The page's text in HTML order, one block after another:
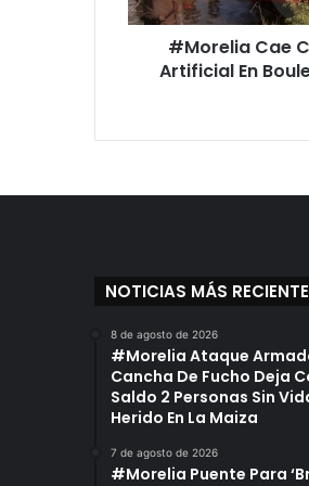
C
m
A
a
g
o
A
t
i
#Morelia Cae
Artificial En
NOTICIAS MÁS
8 de agosto de 2026
#Morelia Ataque
Cancha De Fucho Deja
Saldo 2 Personas Sin
Herido En La Maiza
7 de agosto de 2026
#Morelia Puente Para